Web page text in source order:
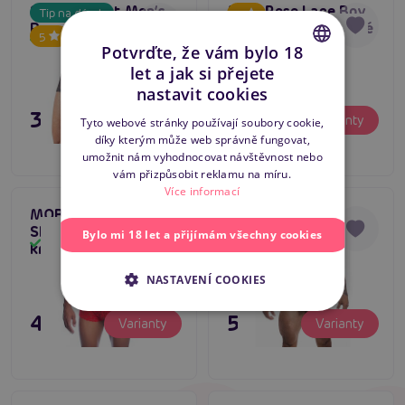
Tip na dárek
5
Svenjoyment Men’s
Pants
Skladem
395 Kč Varianty
5
MOB Rose Lace Boy
Shorts (Pink), pánské
krajkové trenky
495 Kč Varianty
MOB Rose Lace Boy
Shorts (Red), pánské
krajkové trenky
Skladem
495 Kč Varianty
5
CUT4MEN Boost
String (Black),
pánská tanga
Skladem
595 Kč Varianty
ENGLISH
Potvrďte, že vám bylo 18
let a jak si přejete
nastavit cookies
Tyto webové stránky používají soubory cookie,
díky kterým může web správně fungovat,
umožnit nám vyhodnocovat návštěvnost nebo
vám přizpůsobit reklamu na míru.
Více informací
Bylo mi 18 let a přijímám všechny cookies
NASTAVENÍ COOKIES